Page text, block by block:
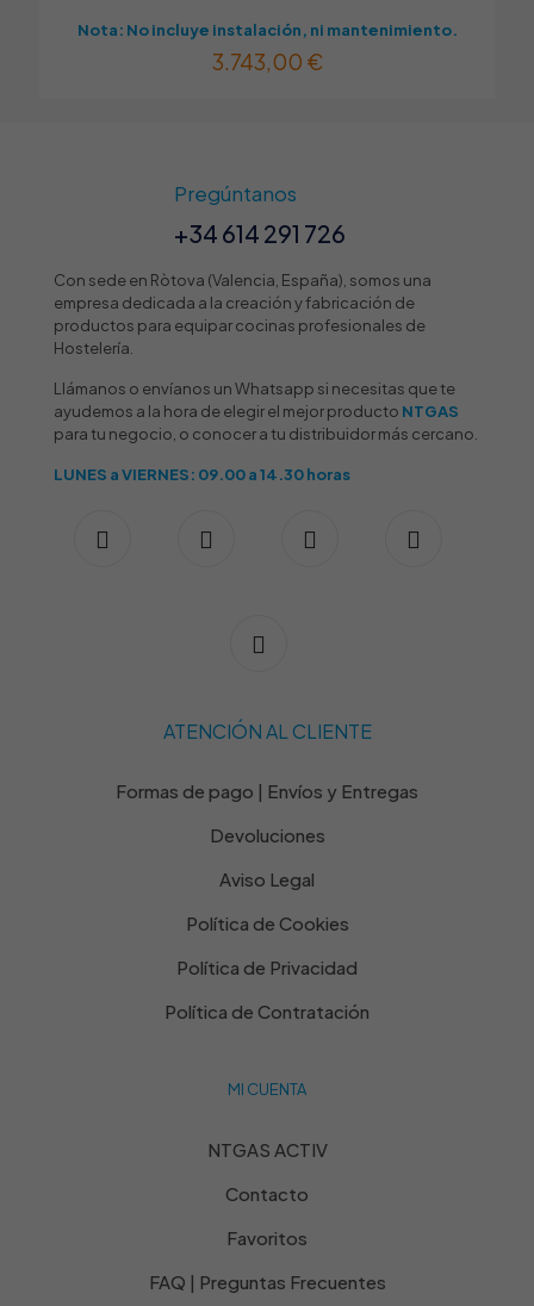
Nota: No incluye instalación, ni mantenimiento.
3.743,00 €
Pregúntanos
+34 614 291 726
Con sede en Ròtova (Valencia, España), somos una
empresa dedicada a la creación y fabricación de
productos para equipar cocinas profesionales de
Hostelería.
Llámanos o envíanos un Whatsapp si necesitas que te
ayudemos a la hora de elegir el mejor producto NTGAS
para tu negocio, o conocer a tu distribuidor más cercano.
LUNES a VIERNES: 09.00 a 14.30 horas
ATENCIÓN AL CLIENTE
Formas de pago | Envíos y Entregas
Devoluciones
Aviso Legal
Política de Cookies
Política de Privacidad
Política de Contratación
MI CUENTA
NTGAS ACTIV
Contacto
Favoritos
FAQ | Preguntas Frecuentes